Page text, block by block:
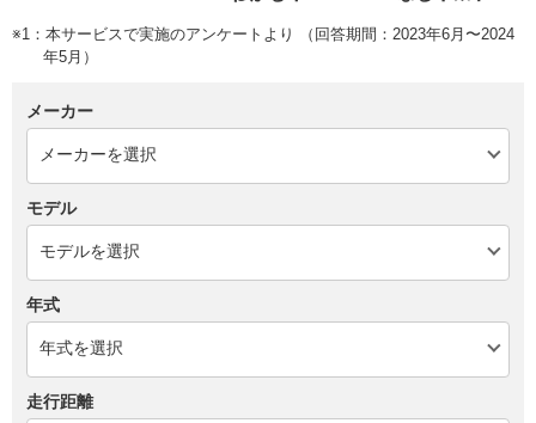
※1：本サービスで実施のアンケートより （回答期間：2023年6月〜2024
年5月）
メーカー
モデル
年式
走行距離